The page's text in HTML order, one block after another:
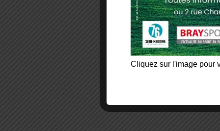
Cliquez sur l'image pour